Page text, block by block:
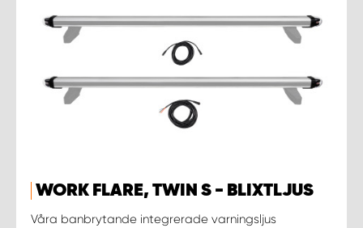
WORK FLARE, TWIN S - BLIXTLJUS
Våra banbrytande integrerade varningsljus
WORK SYSTEM UPPSALA
WORK SYSTEM VARBERG
WORK SYSTEM VÄXJÖ